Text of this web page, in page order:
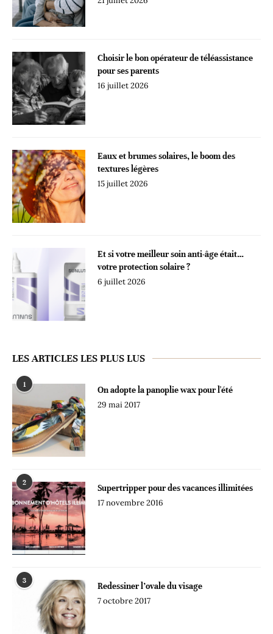
Choisir le bon opérateur de téléassistance
pour ses parents
16 juillet 2026
Eaux et brumes solaires, le boom des
textures légères
15 juillet 2026
Et si votre meilleur soin anti-âge était…
votre protection solaire ?
6 juillet 2026
LES ARTICLES LES PLUS LUS
1
On adopte la panoplie wax pour l'été
29 mai 2017
2
Supertripper pour des vacances illimitées
17 novembre 2016
3
Redessiner l’ovale du visage
7 octobre 2017